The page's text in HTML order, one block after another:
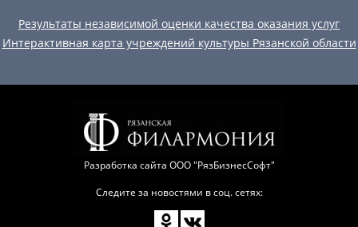
Результаты независимой оценки качества оказания услуг
Интерактивная карта учреждений культуры Рязанской области
Разработка сайта ООО "РязБизнесСофт"
Следите за новостями в соц. сетях: